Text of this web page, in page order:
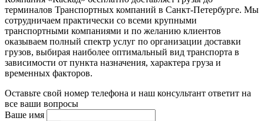
терминалов Транспортных компаний в Санкт-Петербурге. Мы
сотрудничаем практически со всеми крупными
транспортными компаниями и по желанию клиентов
оказываем полный спектр услуг по организации доставки
грузов, выбирая наиболее оптимальный вид транспорта в
зависимости от пункта назначения, характера груза и
временных факторов.
Оставьте свой номер телефона и наш консультант ответит на
все ваши вопросы
Ваше имя